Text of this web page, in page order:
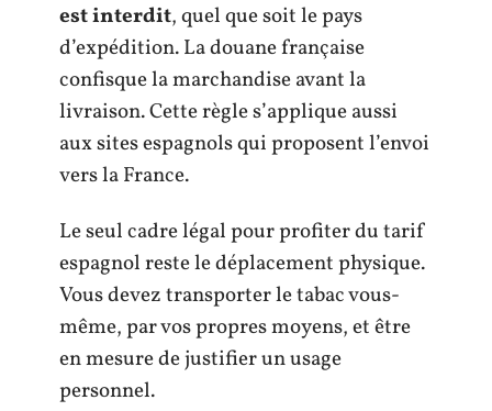
est interdit, quel que soit le pays
d’expédition. La douane française
confisque la marchandise avant la
livraison. Cette règle s’applique aussi
aux sites espagnols qui proposent l’envoi
vers la France.
Le seul cadre légal pour profiter du tarif
espagnol reste le déplacement physique.
Vous devez transporter le tabac vous-
même, par vos propres moyens, et être
en mesure de justifier un usage
personnel.